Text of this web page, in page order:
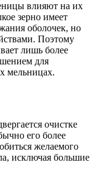
влияют на их
зерно имеет
оболочек, но
Поэтому
лишь более
для
мельницах.
очистке
его более
желаемого
исключая большие